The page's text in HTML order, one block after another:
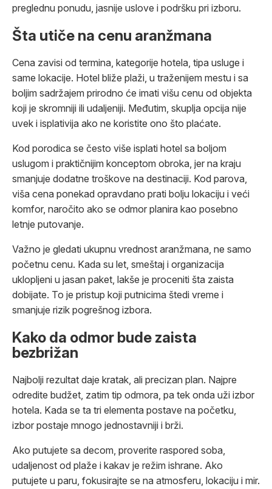
preglednu ponudu, jasnije uslove i podršku pri izboru.
Šta utiče na cenu aranžmana
Cena zavisi od termina, kategorije hotela, tipa usluge i
same lokacije. Hotel bliže plaži, u traženijem mestu i sa
boljim sadržajem prirodno će imati višu cenu od objekta
koji je skromniji ili udaljeniji. Međutim, skuplja opcija nije
uvek i isplativija ako ne koristite ono što plaćate.
Kod porodica se često više isplati hotel sa boljom
uslugom i praktičnijim konceptom obroka, jer na kraju
smanjuje dodatne troškove na destinaciji. Kod parova,
viša cena ponekad opravdano prati bolju lokaciju i veći
komfor, naročito ako se odmor planira kao posebno
letnje putovanje.
Važno je gledati ukupnu vrednost aranžmana, ne samo
početnu cenu. Kada su let, smeštaj i organizacija
uklopljeni u jasan paket, lakše je proceniti šta zaista
dobijate. To je pristup koji putnicima štedi vreme i
smanjuje rizik pogrešnog izbora.
Kako da odmor bude zaista
bezbrižan
Najbolji rezultat daje kratak, ali precizan plan. Najpre
odredite budžet, zatim tip odmora, pa tek onda uži izbor
hotela. Kada se ta tri elementa postave na početku,
izbor postaje mnogo jednostavniji i brži.
Ako putujete sa decom, proverite raspored soba,
udaljenost od plaže i kakav je režim ishrane. Ako
putujete u paru, fokusirajte se na atmosferu, lokaciju i mir.